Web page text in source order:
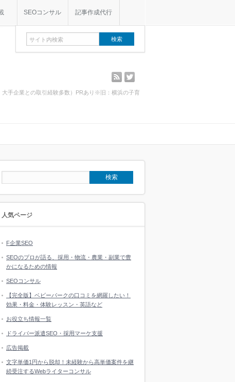
SEOコンサル 記事作成代行
手企業との取引経験多数）PRあり※旧：横浜の子育
rss
人気ページ
F企業SEO
SEOのプロが語る、採用・物流・農業・副業で豊
かになるための情報
SEOコンサル
【完全版】ベビーパークの口コミを網羅したい！
効果・料金・体験レッスン・英語など
お役立ち情報一覧
ドライバー派遣SEO・採用マーケ支援
広告掲載
文字単価1円から脱却！未経験から高単価案件を継
続受注するWebライターコンサル